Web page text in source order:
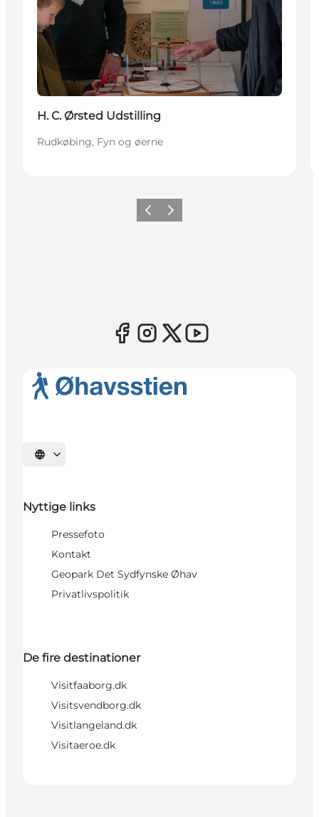
H. C. Ørsted Udstilling
Rudkøbing, Fyn og øerne
ForrigeNæste
Vælg sprog
Nyttige links
Pressefoto
Kontakt
Geopark Det Sydfynske Øhav
Privatlivspolitik
De fire destinationer
Visitfaaborg.dk
Visitsvendborg.dk
Visitlangeland.dk
Visitaeroe.dk